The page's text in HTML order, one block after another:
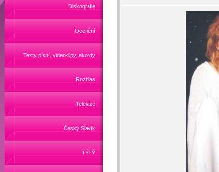
Diskografie
Ocenění
Texty písní, videoklipy, akordy
Rozhlas
Televize
Český Slavík
TÝTÝ